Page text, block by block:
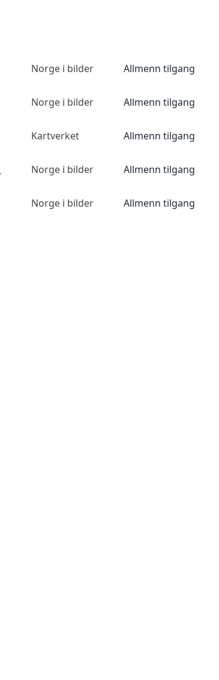
Norge i bilder Allmenn tilgang
Norge i bilder Allmenn tilgang
Kartverket Allmenn tilgang
Norge i bilder Allmenn tilgang
Norge i bilder Allmenn tilgang